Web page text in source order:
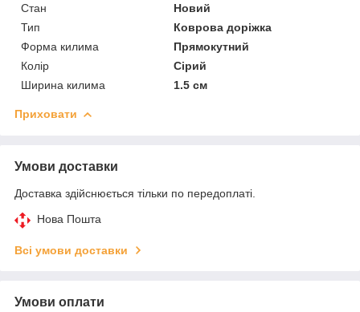
Стан
Новий
Тип
Коврова доріжка
Форма килима
Прямокутний
Колір
Сірий
Ширина килима
1.5 см
Приховати
Умови доставки
Доставка здійснюється тільки по передоплаті.
Нова Пошта
Всі умови доставки
Умови оплати